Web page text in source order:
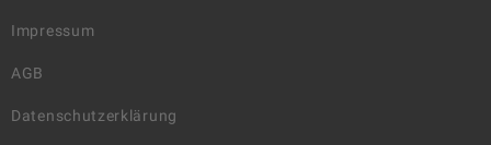
Impressum
AGB
Datenschutzerklärung